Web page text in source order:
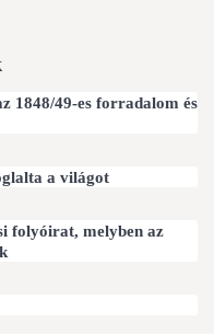
1848/49-es forradalom és
a világot
folyóirat, melyben az